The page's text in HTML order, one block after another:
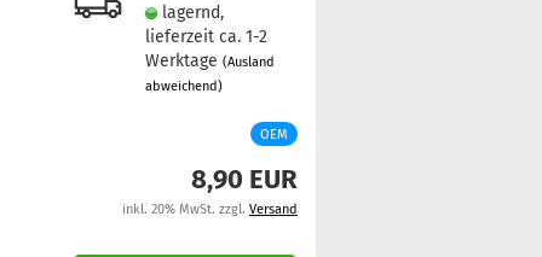
lagernd,
lieferzeit ca. 1-2
Werktage(Ausland
abweichend)
OEM
8,90 EUR
inkl. 20% MwSt. zzgl. Versand